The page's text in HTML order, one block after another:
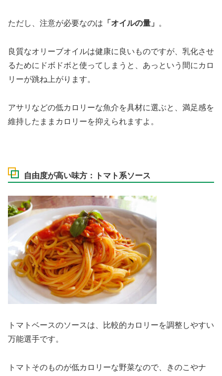
ただし、注意が必要なのは 「オイルの量」 。
良質なオリーブオイルは健康に良いものですが、乳化させ
るためにドボドボと使ってしまうと、あっという間にカロ
リーが跳ね上がります。
アサリなどの低カロリーな魚介を具材に選ぶと、満足感を
維持したままカロリーを抑えられますよ。
自由度が高い味方：トマト系ソース
トマトベースのソースは、比較的カロリーを調整しやすい
万能選手です。
トマトそのものが低カロリーな野菜なので、きのこやナ